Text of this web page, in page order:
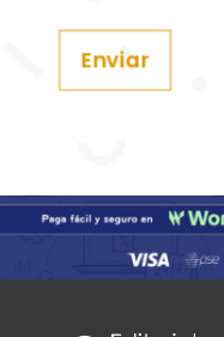
Enviar